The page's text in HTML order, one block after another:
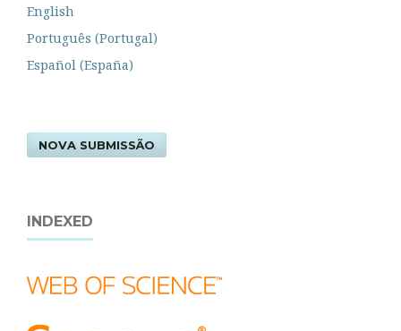
English
Português (Portugal)
Español (España)
NOVA SUBMISSÃO
INDEXED